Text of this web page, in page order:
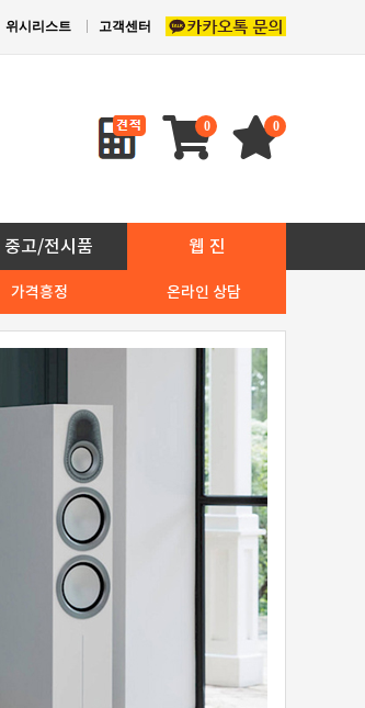
위시리스트 고객센터
0 0
중고/전시품 웹 진
가격흥정 온라인 상담